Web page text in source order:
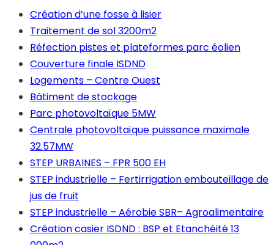
Création d’une fosse à lisier
Traitement de sol 3200m2
Réfection pistes et plateformes parc éolien
Couverture finale ISDND
Logements – Centre Ouest
Bâtiment de stockage
Parc photovoltaïque 5MW
Centrale photovoltaïque puissance maximale
32.57MW
STEP URBAINES – FPR 500 EH
STEP industrielle – Fertirrigation embouteillage de
jus de fruit
STEP industrielle – Aérobie SBR– Agroalimentaire
Création casier ISDND : BSP et Etanchéité 13